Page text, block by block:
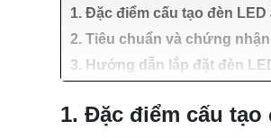
1. Đặc điểm cấu tạo đèn
2. Tiêu chuẩn và chứng
3. Hướng dẫn lắp đặt đèn
1. Đặc điểm cấu tạo